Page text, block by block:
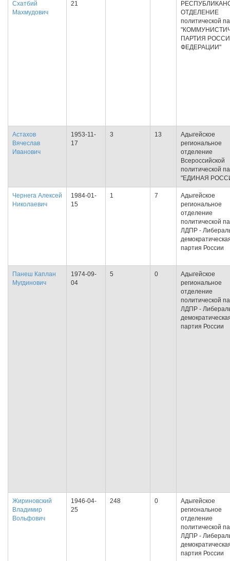
Схатбий
Махмудович
21
ОТДЕЛЕНИЕ
политической
ПАРТИЯ
ФЕДЕРАЦИИ"
Астахов
Вячеслав
Иванович
1953-11-
17
3 13
Адыгейское
региональное
отделение
Всероссийской
политической
"ЕДИНАЯ
Чернега Алексей
Николаевич
1984-01-
15
1 7
Адыгейское
региональное
отделение
политической
ЛДПР -
партия России
Панеш Каплан
Мугдинович
1974-09-
04
5 0
Адыгейское
региональное
отделение
политической
ЛДПР -
партия России
Жириновский
Владимир
Вольфович
1946-04-
25
248 0
Адыгейское
региональное
отделение
политической
ЛДПР -
партия России